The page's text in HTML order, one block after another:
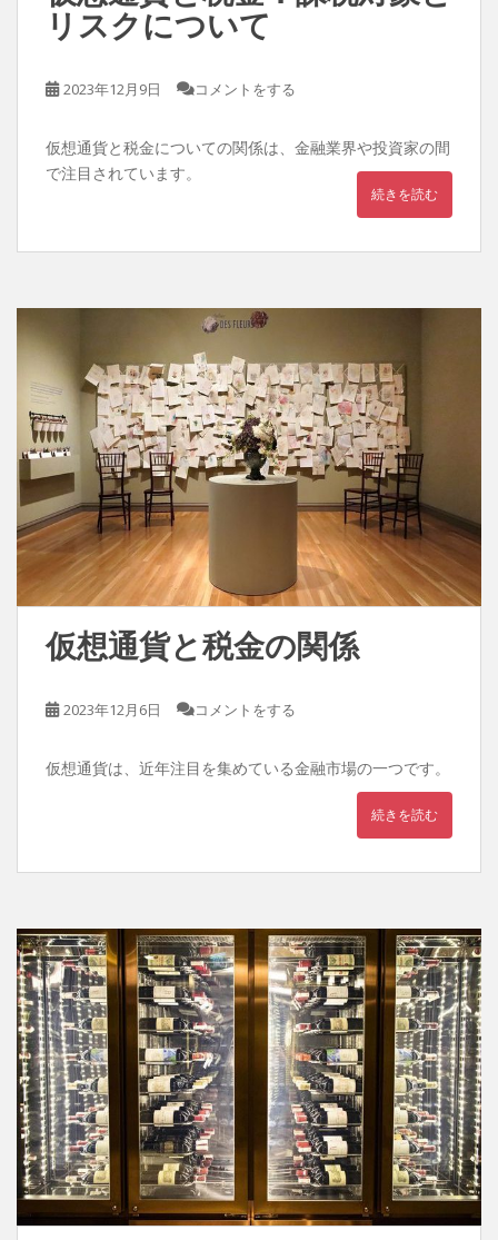
リスクについて
2023年12月9日 コメントをする
仮想通貨と税金についての関係は、金融業界や投資家の間
で注目されています。
続きを読む
仮想通貨と税金の関係
2023年12月6日 コメントをする
仮想通貨は、近年注目を集めている金融市場の一つです。
続きを読む